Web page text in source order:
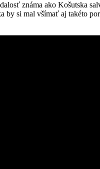
známa ako Košutska
by si mal všímať aj takéto